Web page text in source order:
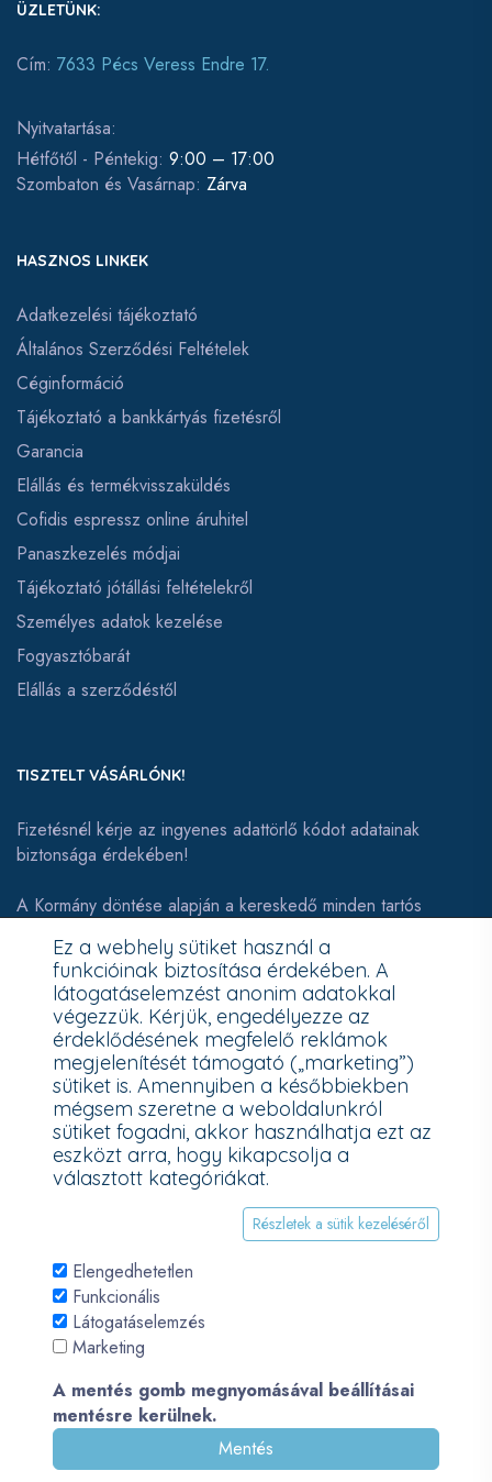
Ez a webhely sütiket használ a
funkcióinak biztosítása érdekében. A
látogatáselemzést anonim adatokkal
végezzük. Kérjük, engedélyezze az
érdeklődésének megfelelő reklámok
megjelenítését támogató („marketing”)
sütiket is. Amennyiben a későbbiekben
mégsem szeretne a weboldalunkról
sütiket fogadni, akkor használhatja ezt az
eszközt arra, hogy kikapcsolja a
választott kategóriákat.
Részletek a sütik kezeléséről
Elengedhetetlen
Funkcionális
Látogatáselemzés
Marketing
A mentés gomb megnyomásával beállításai
mentésre kerülnek.
Mentés
ÜZLETÜNK:
Cím: 7633 Pécs Veress Endre 17.
Nyitvatartása:
Hétfőtől - Péntekig: 9:00 – 17:00
Szombaton és Vasárnap: Zárva
HASZNOS LINKEK
Adatkezelési tájékoztató
Általános Szerződési Feltételek
Céginformáció
Tájékoztató a bankkártyás fizetésről
Garancia
Elállás és termékvisszaküldés
Cofidis espressz online áruhitel
Panaszkezelés módjai
Tájékoztató jótállási feltételekről
Személyes adatok kezelése
Fogyasztóbarát
Elállás a szerződéstől
TISZTELT VÁSÁRLÓNK!
Fizetésnél kérje az ingyenes adattörlő kódot adatainak
biztonsága érdekében!
A Kormány döntése alapján a kereskedő minden tartós
kódot biztosítani.
További információk a Nemzeti Média- és Hírközlési Hatóság
honlapján:https://nmhh.hu/veglegestorles
© 2026 - Pécsi PC - All Rights Reserved. Development by
QueSoft